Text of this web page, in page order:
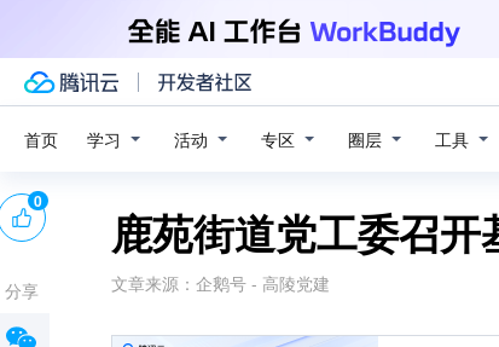
首页 学习 活动 专区 圈层 工具
鹿苑街道党工委召
文章来源： 企鹅号 - 高陵党建
0
分享